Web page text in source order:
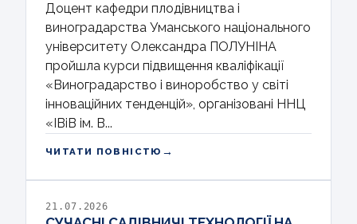
Доцент кафедри плодівництва і
виноградарства Уманського національного
університету Олександра ПОЛУНІНА
пройшла курси підвищення кваліфікації
«Виноградарство і виноробство у світі
інноваційних тенденцій», організовані ННЦ
«ІВіВ ім. В...
ЧИТАТИ ПОВНІСТЮ →
21.07.2026